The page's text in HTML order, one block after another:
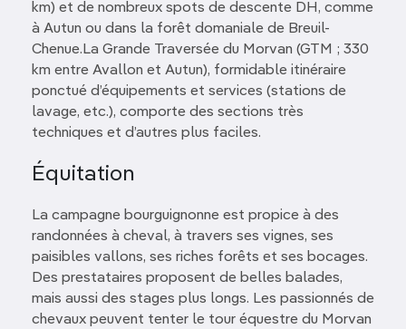
km) et de nombreux spots de descente DH, comme
à Autun ou dans la forêt domaniale de Breuil-
Chenue.La Grande Traversée du Morvan (GTM ; 330
km entre Avallon et Autun), formidable itinéraire
ponctué d’équipements et services (stations de
lavage, etc.), comporte des sections très
techniques et d’autres plus faciles.
Équitation
La campagne bourguignonne est propice à des
randonnées à cheval, à travers ses vignes, ses
paisibles vallons, ses riches forêts et ses bocages.
Des prestataires proposent de belles balades,
mais aussi des stages plus longs. Les passionnés de
chevaux peuvent tenter le tour équestre du Morvan